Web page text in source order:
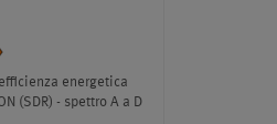
energetica
(SDR) - spettro A a D